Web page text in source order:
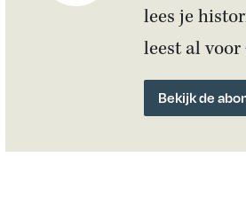
lees je
leest al
Bekijk de